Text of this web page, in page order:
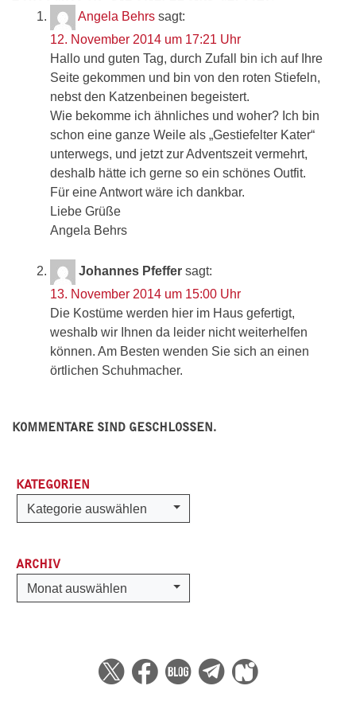
Angela Behrs sagt:
12. November 2014 um 17:21 Uhr
Hallo und guten Tag, durch Zufall bin ich auf Ihre
Seite gekommen und bin von den roten Stiefeln,
nebst den Katzenbeinen begeistert.
Wie bekomme ich ähnliches und woher? Ich bin
schon eine ganze Weile als „Gestiefelter Kater“
unterwegs, und jetzt zur Adventszeit vermehrt,
deshalb hätte ich gerne so ein schönes Outfit.
Für eine Antwort wäre ich dankbar.
Liebe Grüße
Angela Behrs
Johannes Pfeffer sagt:
13. November 2014 um 15:00 Uhr
Die Kostüme werden hier im Haus gefertigt,
weshalb wir Ihnen da leider nicht weiterhelfen
können. Am Besten wenden Sie sich an einen
örtlichen Schuhmacher.
KOMMENTARE SIND GESCHLOSSEN.
KATEGORIEN
Kategorien
Kategorie auswählen
ARCHIV
Archiv
Monat auswählen